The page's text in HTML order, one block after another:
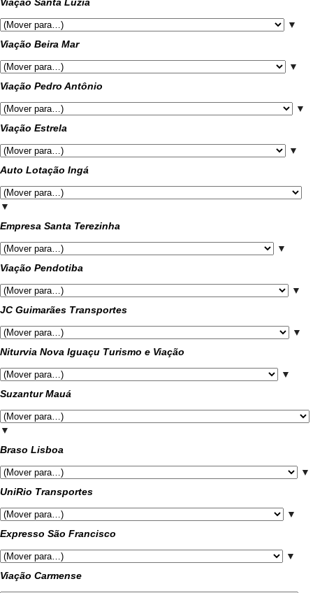
Viação Santa Luzia
▼
Viação Beira Mar
▼
Viação Pedro Antônio
▼
Viação Estrela
▼
Auto Lotação Ingá
▼
Empresa Santa Terezinha
▼
Viação Pendotiba
▼
JC Guimarães Transportes
▼
Niturvia Nova Iguaçu Turismo e Viação
▼
Suzantur Mauá
▼
Braso Lisboa
▼
UniRio Transportes
▼
Expresso São Francisco
▼
Viação Carmense